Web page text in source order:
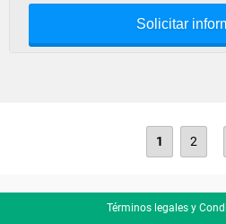
Solicitar
1 2
Términos legales y